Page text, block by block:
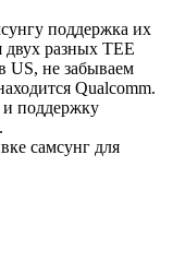
поддержка их
двух разных TEE
US, не забываем
Qualcomm.
и поддержку
самсунг для